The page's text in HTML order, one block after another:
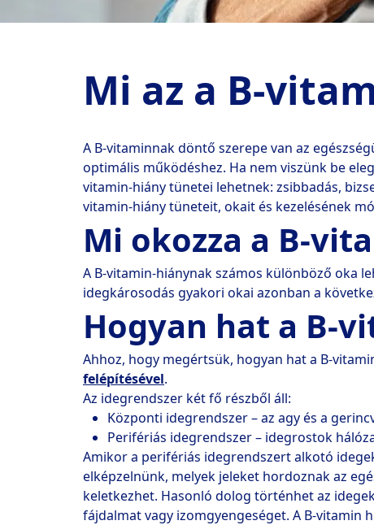
Mi az a B-
A B-vitaminnak döntő szerepe van az
optimális működéshez. Ha nem viszünk be
vitamin-hiány tünetei lehetnek: zsibbadás,
vitamin-hiány tüneteit, okait és kezelésének
Mi okozza a B-
A B-vitamin-hiánynak számos különböző oka
idegkárosodás gyakori okai azonban a
Hogyan hat a B-
Ahhoz, hogy megértsük, hogyan hat a B-
felépítésével.
Az idegrendszer két fő részből áll:
Központi idegrendszer – az agy és a
Perifériás idegrendszer – idegrostok
Amikor a perifériás idegrendszert alkotó
elképzelnünk, melyek jeleket hordoznak az
keletkezhet. Hasonló dolog történhet az
fájdalmat vagy izomgyengeséget. A B-vitamin